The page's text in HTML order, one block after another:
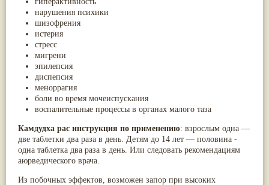
нарушения психики
шизофрения
истерия
стресс
мигрени
эпилепсия
диспепсия
меноррагия
боли во время мочеиспускания
воспалительные процессы в органах малого таза
Камдудха рас инструкция по применению: взрослым одна —
две таблетки два раза в день. Детям до 14 лет — половина -
одна таблетка два раза в день. Или следовать рекомендациям
аюрведического врача.
Из побочных эффектов, возможен запор при высоких